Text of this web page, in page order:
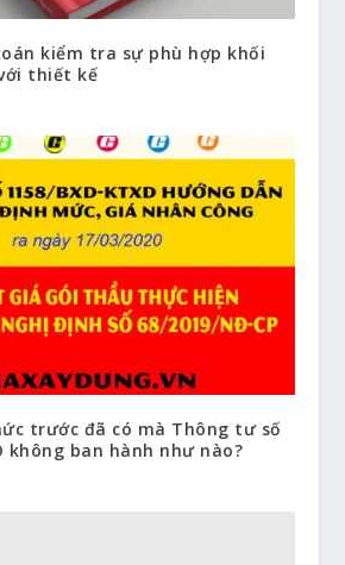
kiểm tra sự phù hợp khối
thiết kế
trước đã có mà Thông tư số
không ban hành như nào?